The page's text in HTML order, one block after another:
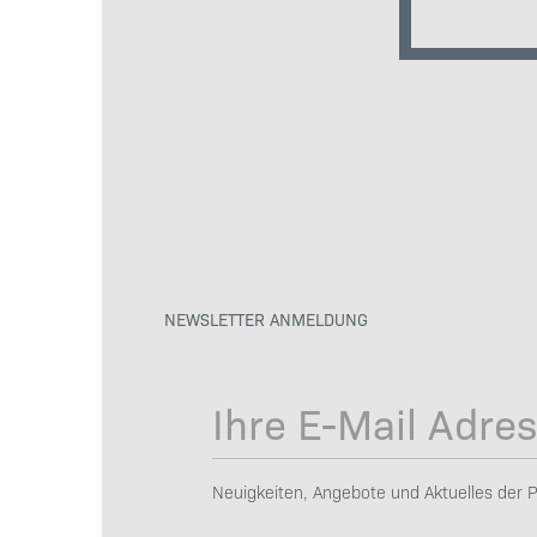
NEWSLETTER ANMELDUNG
Neuigkeiten, Angebote und Aktuelles der